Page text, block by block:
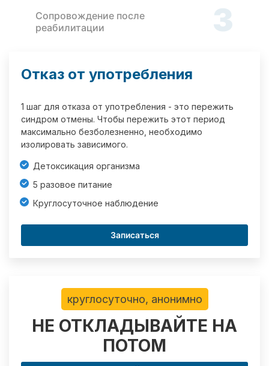
Сопровождение после
реабилитации
3
Отказ от употребления
1 шаг для отказа от употребления - это пережить
синдром отмены. Чтобы пережить этот период
максимально безболезненно, необходимо
изолировать зависимого.
Детоксикация организма
5 разовое питание
Круглосуточное наблюдение
Записаться
круглосуточно, анонимно
НЕ ОТКЛАДЫВАЙТЕ НА
ПОТОМ